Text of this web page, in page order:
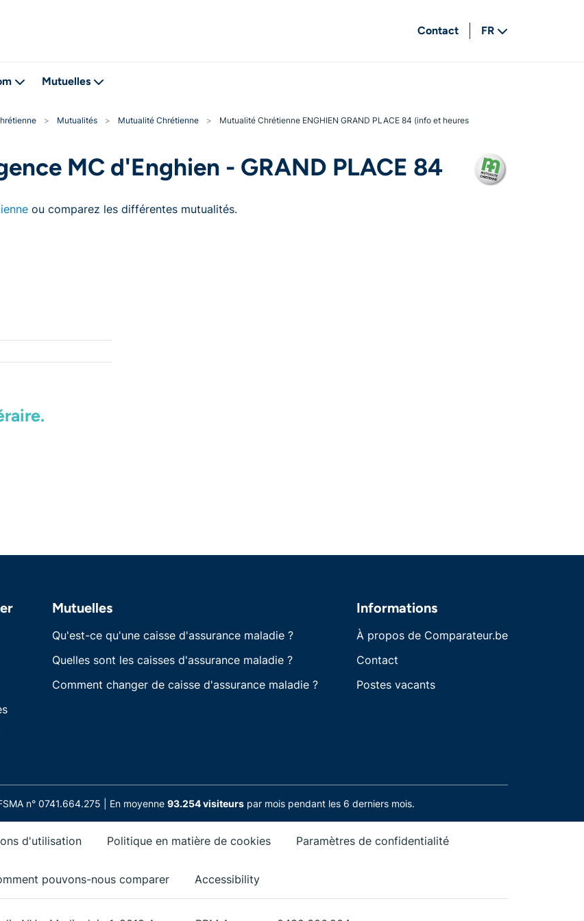
Contact
FR
Mutuelles
> Mutualités > Mutualité Chrétienne >
Mutualité Chrétienne ENGHIEN GRAND PLACE 84 (info et heures
MC d'Enghien - GRAND PLACE 84
ou comparez les différentes mutualités.
Mutuelles
Qu'est-ce qu'une caisse d'assurance maladie ?
Quelles sont les caisses d'assurance maladie ?
Comment changer de caisse d'assurance maladie ?
Informations
À propos de Comparateur.be
Contact
Postes vacants
n° 0741.664.275 | En moyenne 93.254 visiteurs par mois pendant les 6 derniers mois.
d'utilisation Politique en matière de cookies Paramètres de confidentialité
pouvons-nous comparer Accessibility